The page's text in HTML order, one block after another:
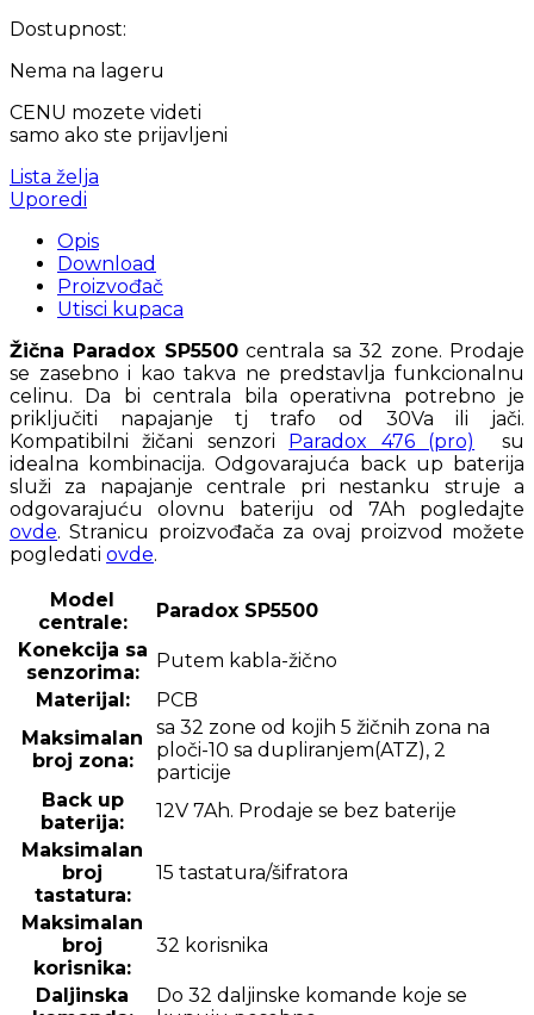
Dostupnost:
Nema na lageru
CENU mozete videti
samo ako ste prijavljeni
Lista želja
Uporedi
Opis
Download
Proizvođač
Utisci kupaca
Žična Paradox SP5500centrala sa 32 zone. Prodaje
se zasebno i kao takva ne predstavlja funkcionalnu
celinu. Da bi centrala bila operativna potrebno je
priključiti napajanje tj trafo od 30Va ili jači.
Kompatibilni žičani senzori Paradox 476 (pro)
su
idealna kombinacija. Odgovarajuća back up baterija
služi za napajanje centrale pri nestanku struje a
odgovarajuću olovnu bateriju od 7Ah pogledajte
ovde. Stranicu proizvođača za ovaj proizvod možete
pogledati ovde.
Model
centrale:
Paradox SP5500
Konekcija sa
senzorima:
Putem kabla-žično
Materijal:
PCB
Maksimalan
broj zona:
sa 32 zone od kojih 5 žičnih zona na
ploči-10 sa dupliranjem(ATZ), 2
particije
Back up
baterija:
12V 7Ah. Prodaje se bez baterije
Maksimalan
broj
tastatura:
15 tastatura/šifratora
Maksimalan
broj
korisnika:
32 korisnika
Daljinska
Do 32 daljinske komande koje se